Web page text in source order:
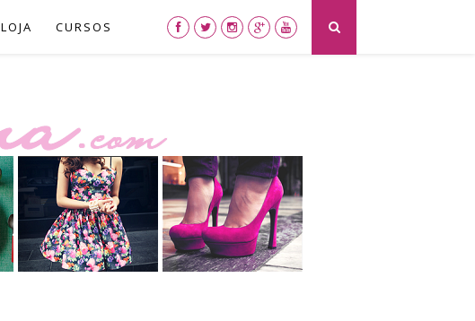
LOJA CURSOS